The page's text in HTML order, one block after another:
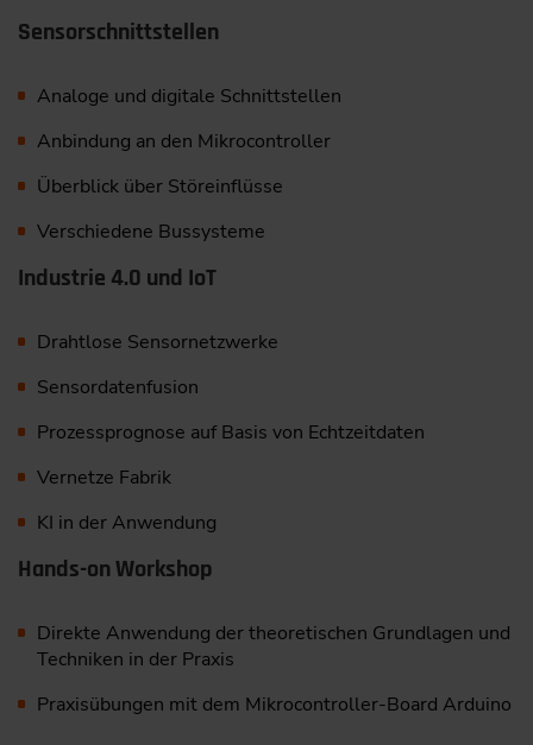
Sensorschnittstellen
Analoge und digitale Schnittstellen
Anbindung an den Mikrocontroller
Überblick über Störeinflüsse
Verschiedene Bussysteme
Industrie 4.0 und IoT
Drahtlose Sensornetzwerke
Sensordatenfusion
Prozessprognose auf Basis von Echtzeitdaten
Vernetze Fabrik
KI in der Anwendung
Hands-on Workshop
Direkte Anwendung der theoretischen Grundlagen und
Techniken in der Praxis
Praxisübungen mit dem Mikrocontroller-Board Arduino